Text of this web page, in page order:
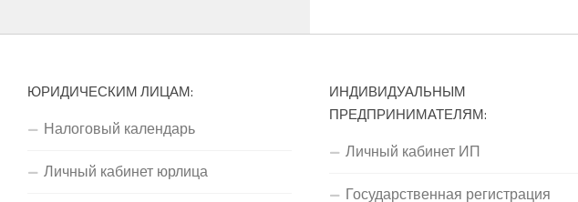
ЮРИДИЧЕСКИМ ЛИЦАМ:
Налоговый календарь
Личный кабинет юрлица
ИНДИВИДУАЛЬНЫМ
ПРЕДПРИНИМАТЕЛЯМ:
Личный кабинет ИП
Государственная регистрация